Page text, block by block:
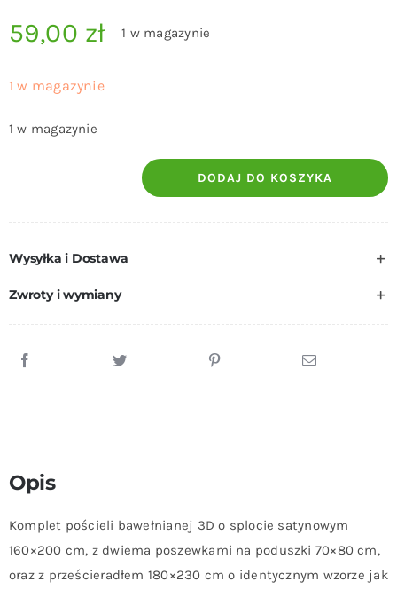
59,00 zł 1 w magazynie
1 w magazynie
1 w magazynie
Kwiaty
Orchidea
160x200cm
DODAJ DO KOSZYKA
Wysyłka i Dostawa
Zwroty i wymiany
Opis
Komplet pościeli bawełnianej 3D o splocie satynowym
160×200 cm, z dwiema poszewkami na poduszki 70×80 cm,
oraz z prześcieradłem 180×230 cm o identycznym wzorze jak